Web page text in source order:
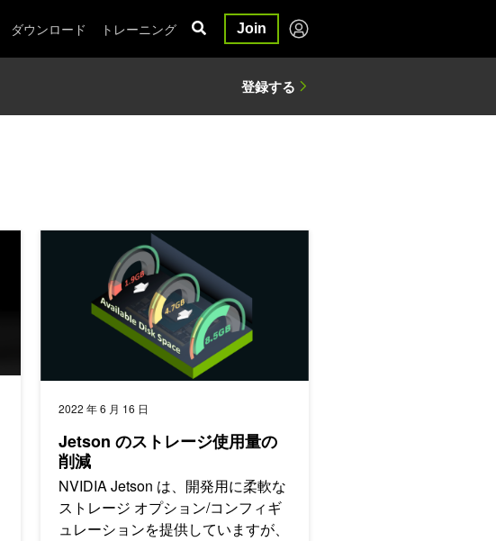
ダウンロード トレーニング Join
、 AI 搭載ロボットやスマート ビジョン システムなどを開発
2022 年 6 月 16 日
Jetson のストレージ使用量の
削減
NVIDIA Jetson は、開発用に柔軟な
ストレージ オプション/コンフィギ
ュレーションを提供していますが、
Jetson のストレージ使用量の削減